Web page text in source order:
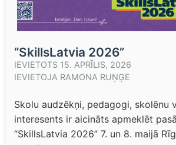
“SkillsLatvia 2026”
IEVIETOTS 15. APRĪLIS, 2026
IEVIETOJA RAMONA RUŅĢE
Skolu audzēkņi, pedagogi, skolēnu
interesents ir aicināts apmeklēt
“SkillsLatvia 2026” 7. un 8. maijā